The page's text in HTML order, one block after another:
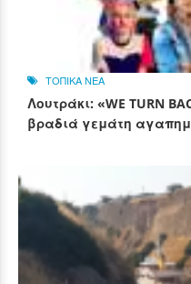
ΤΟΠΙΚΑ ΝΕΑ
Λουτράκι: «WE TURN
βραδιά γεμάτη